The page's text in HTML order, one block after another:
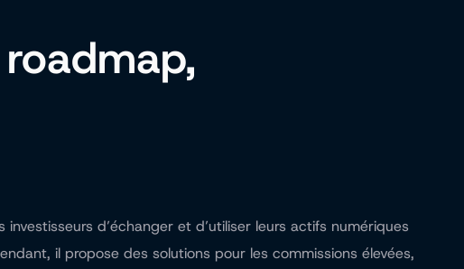
d’échanger et d’utiliser leurs actifs numériques
il propose des solutions pour les commissions élevées,